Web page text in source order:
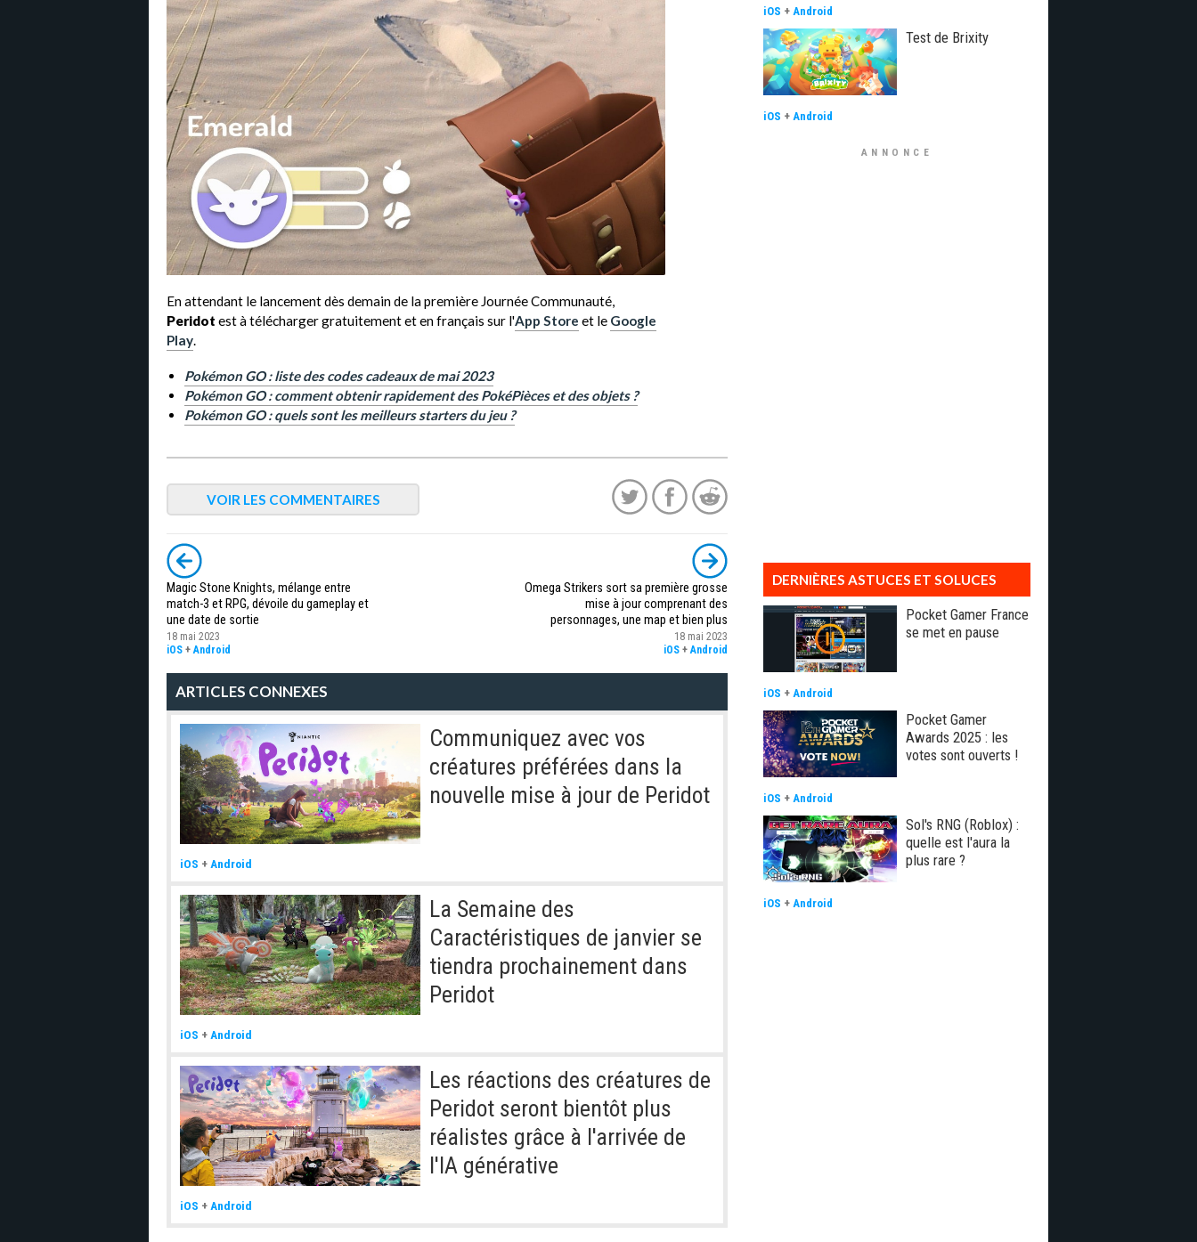
En attendant le lancement dès demain de la première Journée Communauté,
Peridot est à télécharger gratuitement et en français sur l'App Store et le Google
Play.
Pokémon GO : liste des codes cadeaux de mai 2023
Pokémon GO : comment obtenir rapidement des PokéPièces et des objets ?
Pokémon GO : quels sont les meilleurs starters du jeu ?
VOIR LES COMMENTAIRES
Magic Stone Knights, mélange entre
match-3 et RPG, dévoile du gameplay et
une date de sortie
18 mai 2023
iOS + Android
Omega Strikers sort sa première grosse
mise à jour comprenant des
personnages, une map et bien plus
18 mai 2023
iOS + Android
ARTICLES CONNEXES
Communiquez avec vos
créatures préférées dans la
nouvelle mise à jour de Peridot
iOS + Android
La Semaine des
Caractéristiques de janvier se
tiendra prochainement dans
Peridot
iOS + Android
Les réactions des créatures de
Peridot seront bientôt plus
réalistes grâce à l'arrivée de
l'IA générative
iOS + Android
iOS + Android
Test de Brixity
iOS + Android
ANNONCE
DERNIÈRES ASTUCES ET SOLUCES
Pocket Gamer France
se met en pause
iOS + Android
Pocket Gamer
Awards 2025 : les
votes sont ouverts !
iOS + Android
Sol's RNG (Roblox) :
quelle est l'aura la
plus rare ?
iOS + Android